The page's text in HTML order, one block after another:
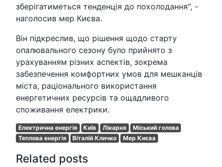
зберігатиметься тенденція до похолодання", -
наголосив мер Києва.
Він підкреслив, що рішення щодо старту
опалювального сезону було прийнято з
урахуванням різних аспектів, зокрема
забезпечення комфортних умов для мешканців
міста, раціонального використання
енергетичних ресурсів та ощадливого
споживання електрики.
Електрична енергія Київ Лікарня
Міський голова
Теплова енергія
Віталій Кличко Мер Києва
Related posts